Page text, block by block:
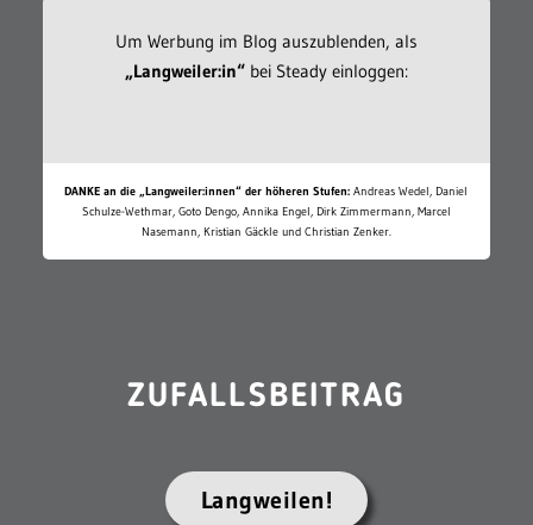
Um Werbung im Blog auszublenden, als
„Langweiler:in“bei Steady einloggen:
DANKE an die „Langweiler:innen“ der höheren Stufen: Andreas Wedel, Daniel
Schulze-Wethmar, Goto Dengo, Annika Engel, Dirk Zimmermann, Marcel
Nasemann, Kristian Gäckle und Christian Zenker.
ZUFALLSBEITRAG
Langweilen!